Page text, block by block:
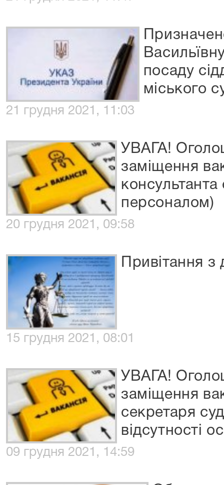
посаду
міського
21 грудня 2021, 11:03
УВАГА!
заміщення
консультанта
персоналом)
20 грудня 2021, 09:58
Привітання
15 грудня 2021, 08:01
УВАГА!
заміщення
секретаря
відсутності
09 грудня 2021, 14:59